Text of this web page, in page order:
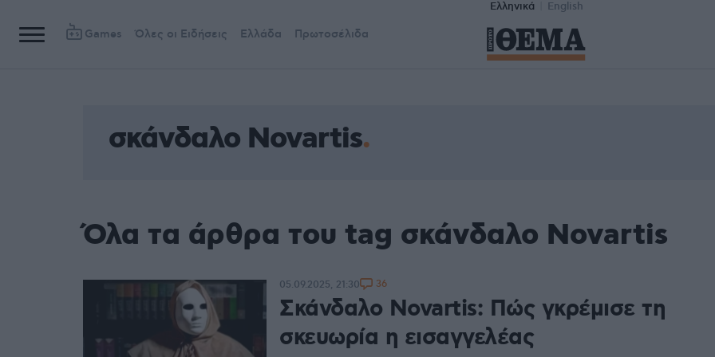
Ελληνικά English
Games Όλες οι Ειδήσεις Ελλάδα Πρωτοσέλιδα
σκάνδαλο Novartis
Όλα τα άρθρα του tag σκάνδαλο Novartis
Σκάνδαλο Novartis: Πώς γκρέμισε τη
σκευωρία η εισαγγελέας
05.09.2025, 21:30 36